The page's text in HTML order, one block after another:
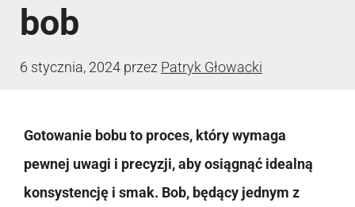
bob
6 stycznia, 2024 przez Patryk Głowacki
Gotowanie bobu to proces, który wymaga
pewnej uwagi i precyzji, aby osiągnąć idealną
konsystencję i smak. Bob, będący jednym z